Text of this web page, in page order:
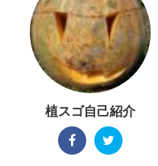
植スゴ自己紹介